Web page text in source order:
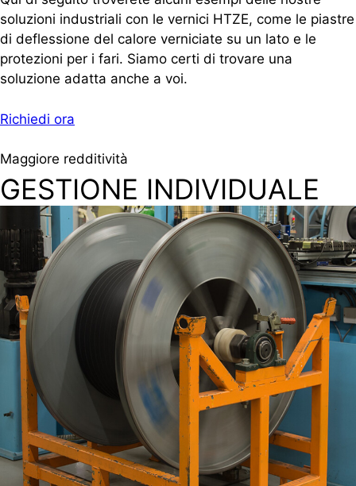
soluzioni industriali con le vernici HTZE, come le piastre
di deflessione del calore verniciate su un lato e le
protezioni per i fari. Siamo certi di trovare una
soluzione adatta anche a voi.
Richiedi ora
GESTIONE INDIVIDUALE
Maggiore redditività